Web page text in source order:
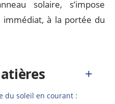
solaire, s’impose
à la portée du
du soleil en courant :